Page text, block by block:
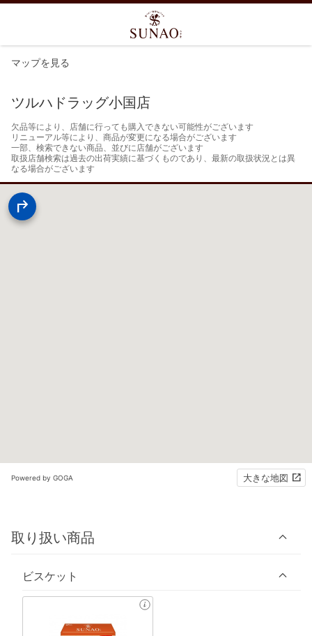
マップを見る
ツルハドラッグ小国店
欠品等により、店舗に行っても購入できない可能性がございます
リニューアル等により、商品が変更になる場合がございます
一部、検索できない商品、並びに店舗がございます
取扱店舗検索は過去の出荷実績に基づくものであり、最新の取扱状況とは異
なる場合がございます
Powered by GOGA 大きな地図
取り扱い商品
ビスケット